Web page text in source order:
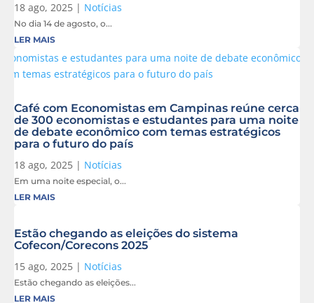
18 ago, 2025 | Notícias
No dia 14 de agosto, o...
LER MAIS
Café com Economistas em Campinas reúne cerca
de 300 economistas e estudantes para uma noite
de debate econômico com temas estratégicos
para o futuro do país
18 ago, 2025 | Notícias
Em uma noite especial, o...
LER MAIS
Estão chegando as eleições do sistema
Cofecon/Corecons 2025
15 ago, 2025 | Notícias
Estão chegando as eleições...
LER MAIS